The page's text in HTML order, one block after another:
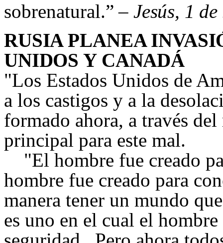
sobrenatural.” – Jesús, 1
RUSIA PLANEA
UNIDOS Y CANADÁ
"Los Estados Unidos de
a los castigos y a la
formado ahora, a través
principal para este mal.
"El hombre fue creado
hombre fue creado para
manera tener un mundo
es uno en el cual el